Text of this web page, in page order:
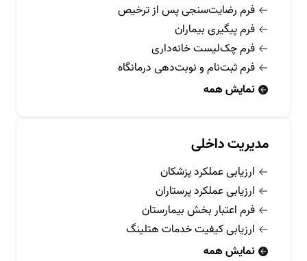
فرم رضایت‌سنجی پس از ترخیص
فرم پیگیری بیماران
فرم چک‌لیست خانه‌داری
فرم ثبت‌نام و نوبت‌دهی درمانگاه
نمایش همه
مدیریت داخلی
ارزیابی عملکرد پزشکان
ارزیابی عملکرد پرستاران
فرم اعتبار بخش بیمارستان
ارزیابی کیفیت خدمات هتلینگ
نمایش همه